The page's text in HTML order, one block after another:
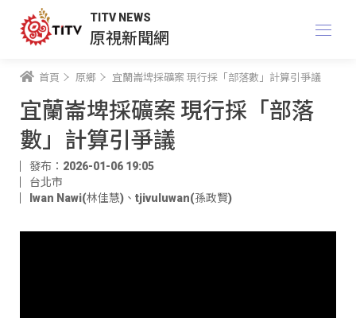
TITV NEWS
原視新聞網
首頁 原鄉 宜蘭崙埤採礦案 現行採「部落數」計算引爭議
宜蘭崙埤採礦案 現行採「部落
數」計算引爭議
發布：2026-01-06 19:05
台北市
Iwan Nawi(林佳慧) 、 tjivuluwan(孫政賢)